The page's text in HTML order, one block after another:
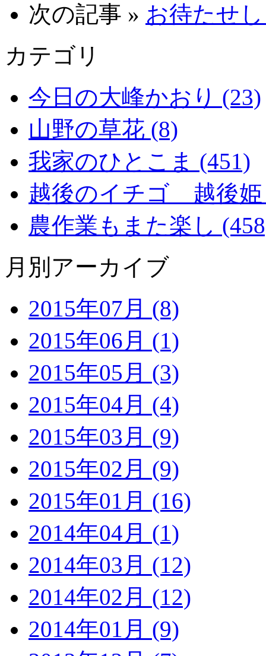
次の記事 » お待たせ
カテゴリ
今日の大峰かおり (23)
山野の草花 (8)
我家のひとこま (451)
越後のイチゴ 越後姫
農作業もまた楽し
月別アーカイブ
2015年07月 (8)
2015年06月 (1)
2015年05月 (3)
2015年04月 (4)
2015年03月 (9)
2015年02月 (9)
2015年01月 (16)
2014年04月 (1)
2014年03月 (12)
2014年02月 (12)
2014年01月 (9)